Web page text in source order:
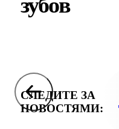
СЛЕДИТЕ ЗА
НОВОСТЯМИ: